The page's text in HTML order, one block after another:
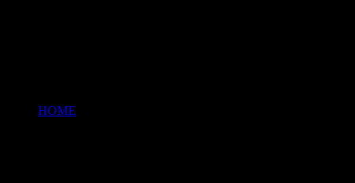
HOME